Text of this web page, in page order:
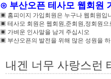
⊙ 부산오픈 테사모 웹회원
▣ 홈피이지 가입회원은 누구나 웹회원입
▣ 테사모 회원은 웹회원,준회원,정회원으
▣ 가벼운 인사말을 남겨 주십시오
▣ 부산오픈의 발전을 위해 많은 성원을
내겐 너무 사랑스런